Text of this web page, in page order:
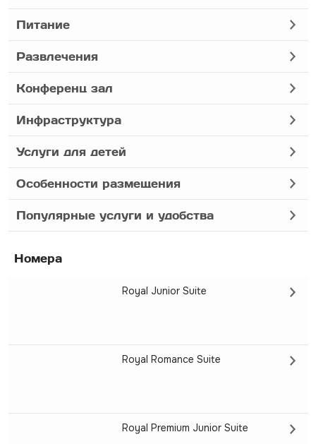
Питание
Развлечения
Конференц зал
Инфраструктура
Услуги для детей
Особенности размещения
Популярные услуги и удобства
Номера
Royal Junior Suite
Royal Romance Suite
Royal Premium Junior Suite